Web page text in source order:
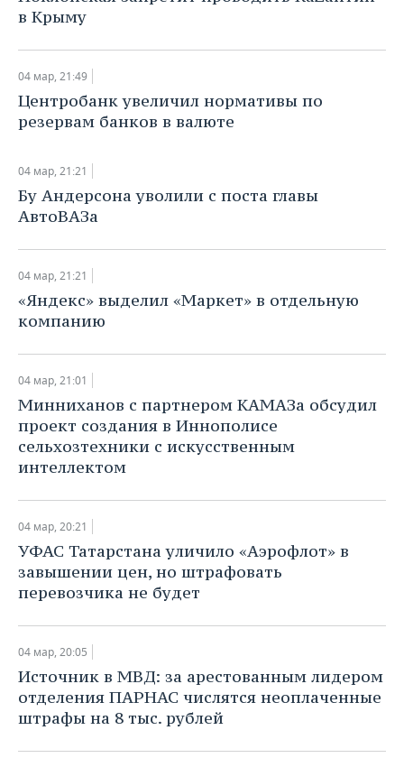
НЕФТЕХИМИЯ
НЕФТЬ
ОПК
ЭНЕРГЕТИКА
ТРАНСПОРТ
УСЛУГИ
IT
МЕДИА
НОВОСТИ МЕРОПРИЯТИЙ
ВЫЕЗДНАЯ РЕДАКЦИЯ
ONLINE-КОНФЕРЕНЦИИ
СПОРТ
НОВОСТИ СПОРТА
ХОККЕЙ
ВОЛЕЙБОЛ
КИБЕРСПОРТ
ВОДНЫЕ ВИДЫ СПОРТА
ХОККЕЙ С МЯЧОМ
ОБЩЕСТВО
ВЛАСТЬ
ИСТОРИЯ
КУЛЬТУРА
ОБРАЗОВАНИЕ
ПРОИСШЕСТВИЯ
ФОТОГАЛЕРЕЯ
СЮЖЕТЫ
СПИСОК ПЕРСОН
СПИСОК КОМПАНИЙ
ПОЛНАЯ ВЕРСИЯ
в Крыму
04 мар, 21:49
​Центробанк увеличил нормативы по
резервам банков в валюте
04 мар, 21:21
​Бу Андерсона уволили с поста главы
АвтоВАЗа
04 мар, 21:21
​«Яндекс» выделил «Маркет» в отдельную
компанию
04 мар, 21:01
​Минниханов с партнером КАМАЗа обсудил
проект создания в Иннополисе
сельхозтехники с искусственным
интеллектом
04 мар, 20:21
​УФАС Татарстана уличило «Аэрофлот» в
завышении цен, но штрафовать
перевозчика не будет
04 мар, 20:05
​Источник в МВД: за арестованным лидером
отделения ПАРНАС числятся неоплаченные
штрафы на 8 тыс. рублей